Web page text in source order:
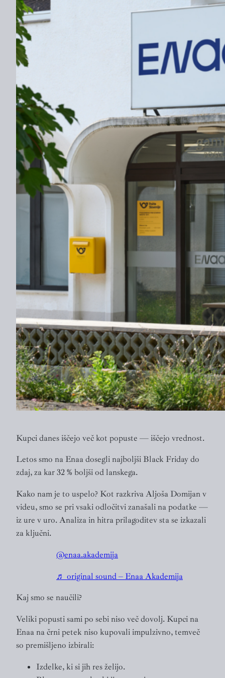
Kupci danes iščejo več kot popuste — iščejo vrednost.
Letos smo na Enaa dosegli najboljši Black Friday do
zdaj, za kar 32 % boljši od lanskega.
Kako nam je to uspelo? Kot razkriva Aljoša Domijan v
videu, smo se pri vsaki odločitvi zanašali na podatke —
iz ure v uro. Analiza in hitra prilagoditev sta se izkazali
za ključni.
@enaa.akademija
♬ original sound – Enaa Akademija
Kaj smo se naučili?
Veliki popusti sami po sebi niso več dovolj. Kupci na
Enaa na črni petek niso kupovali impulzivno, temveč
so premišljeno izbirali:
Izdelke, ki si jih res želijo.